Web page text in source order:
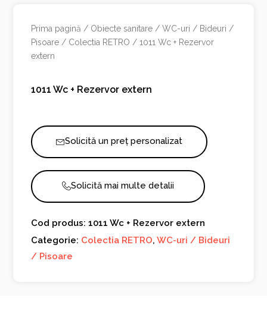
Prima pagină / Obiecte sanitare /WC-uri / Bideuri /
Pisoare / Colectia RETRO / 1011 Wc + Rezervor
extern
1011 Wc + Rezervor extern
Solicită un preț personalizat
Solicită mai multe detalii
Cod produs: 1011 Wc + Rezervor extern
Categorie: Colectia RETRO,WC-uri / Bideuri
/ Pisoare